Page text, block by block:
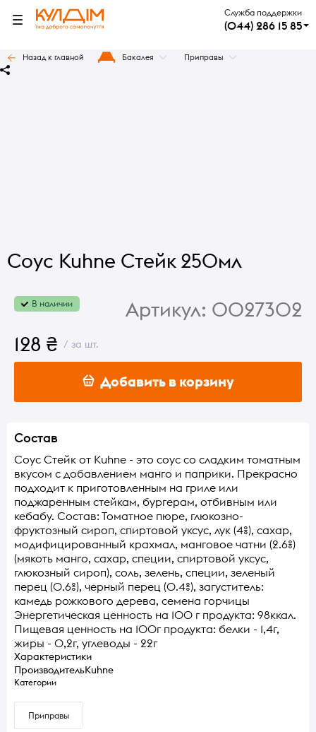
Служба поддержки
(044) 286 15 85
Назад к главной Бакалея Приправы
Соус Kuhne Стейк 250мл
В наличии Артикул: 0027302
128 ₴ / за шт.
Добавить в корзину
Состав
Соус Стейк от Kuhne - это соус со сладким томатным
вкусом с добавлением манго и паприки. Прекрасно
подходит к приготовленным на гриле или
поджаренным стейкам, бургерам, отбивным или
кебабу. Состав: Томатное пюре, глюкозно-
фруктозный сироп, спиртовой уксус, лук (4%), сахар,
модифицированный крахмал, манговое чатни (2.6%)
(мякоть манго, сахар, специи, спиртовой уксус,
глюкозный сироп), соль, зелень, специи, зеленый
перец (0.6%), черный перец (0.4%), загуститель:
камедь рожкового дерева, семена горчицы
Энергетическая ценность на 100 г продукта: 98ккал.
Пищевая ценность на 100г продукта: белки - 1,4г,
жиры - 0,2г, углеводы - 22г
Характеристики
ПроизводительKuhne
Категории
Приправы